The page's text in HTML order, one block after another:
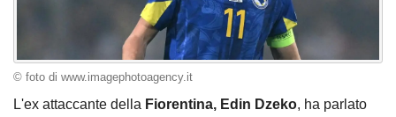
© foto di www.imagephotoagency.it
L'ex attaccante della Fiorentina, Edin Dzeko, ha parlato